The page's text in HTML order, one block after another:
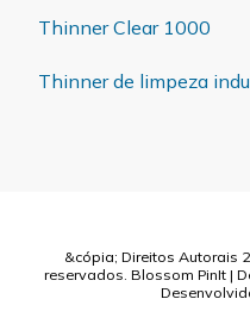
Thinner Clear 1000
Thinner de limpeza
&cópia; Direitos Autorais
reservados. Blossom PinIt |